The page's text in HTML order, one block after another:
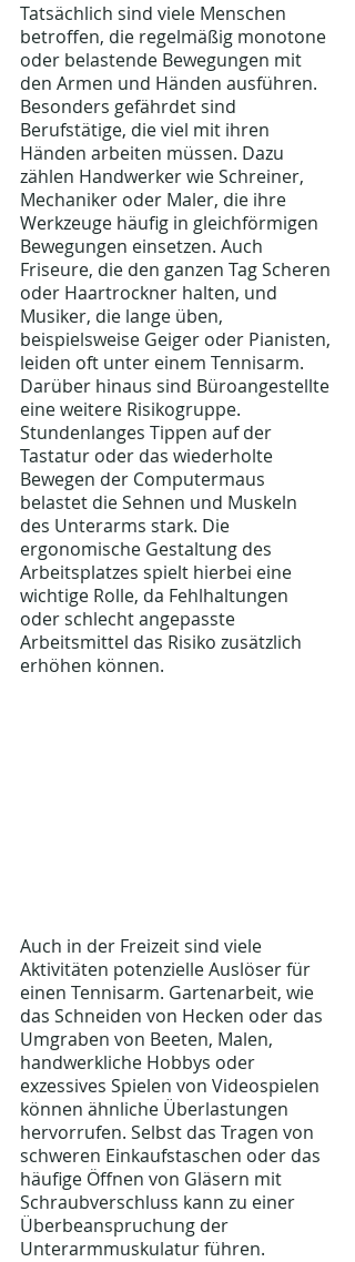
Tatsächlich sind viele Menschen
betroffen, die regelmäßig monotone
oder belastende Bewegungen mit
den Armen und Händen ausführen.
Besonders gefährdet sind
Berufstätige, die viel mit ihren
Händen arbeiten müssen. Dazu
zählen Handwerker wie Schreiner,
Mechaniker oder Maler, die ihre
Werkzeuge häufig in gleichförmigen
Bewegungen einsetzen. Auch
Friseure, die den ganzen Tag Scheren
oder Haartrockner halten, und
Musiker, die lange üben,
beispielsweise Geiger oder Pianisten,
leiden oft unter einem Tennisarm.
Darüber hinaus sind Büroangestellte
eine weitere Risikogruppe.
Stundenlanges Tippen auf der
Tastatur oder das wiederholte
Bewegen der Computermaus
belastet die Sehnen und Muskeln
des Unterarms stark. Die
ergonomische Gestaltung des
Arbeitsplatzes spielt hierbei eine
wichtige Rolle, da Fehlhaltungen
oder schlecht angepasste
Arbeitsmittel das Risiko zusätzlich
erhöhen können.
Auch in der Freizeit sind viele
Aktivitäten potenzielle Auslöser für
einen Tennisarm. Gartenarbeit, wie
das Schneiden von Hecken oder das
Umgraben von Beeten, Malen,
handwerkliche Hobbys oder
exzessives Spielen von Videospielen
können ähnliche Überlastungen
hervorrufen. Selbst das Tragen von
schweren Einkaufstaschen oder das
häufige Öffnen von Gläsern mit
Schraubverschluss kann zu einer
Überbeanspruchung der
Unterarmmuskulatur führen.